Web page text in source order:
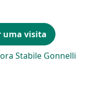
uma visita
Stabile Gonnelli